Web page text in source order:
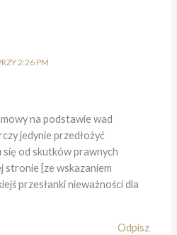
2:26 PM
na podstawie wad
jedynie przedłożyć
się od skutków prawnych
stronie [ze wskazaniem
przesłanki nieważności dla
Odpisz